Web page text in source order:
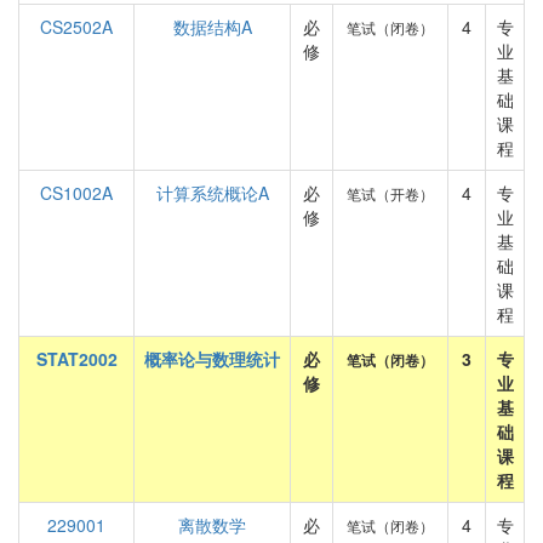
CS2502A 数据结构A
必
修
笔试（闭卷） 4
专
业
基
础
课
程
CS1002A
计算系统概论A
必
修
笔试（开卷） 4
专
业
基
础
课
程
STAT2002
概率论与数理统计
必
修
笔试（闭卷） 3
专
业
基
础
课
程
229001
离散数学
必
笔试（闭卷） 4
专